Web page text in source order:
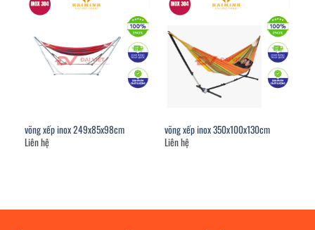
võng xếp inox 249x85x98cm
Liên hệ
võng xếp inox 350x100x130cm
Liên hệ